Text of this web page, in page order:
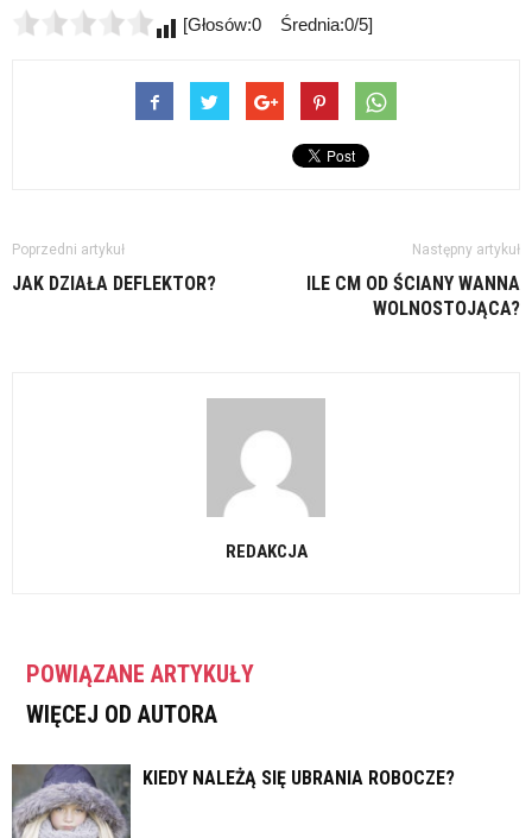
[Głosów:0 Średnia:0/5]
Poprzedni artykuł
JAK DZIAŁA DEFLEKTOR?
Następny artykuł
ILE CM OD ŚCIANY WANNA
WOLNOSTOJĄCA?
REDAKCJA
POWIĄZANE ARTYKUŁY
WIĘCEJ OD AUTORA
KIEDY NALEŻĄ SIĘ UBRANIA ROBOCZE?